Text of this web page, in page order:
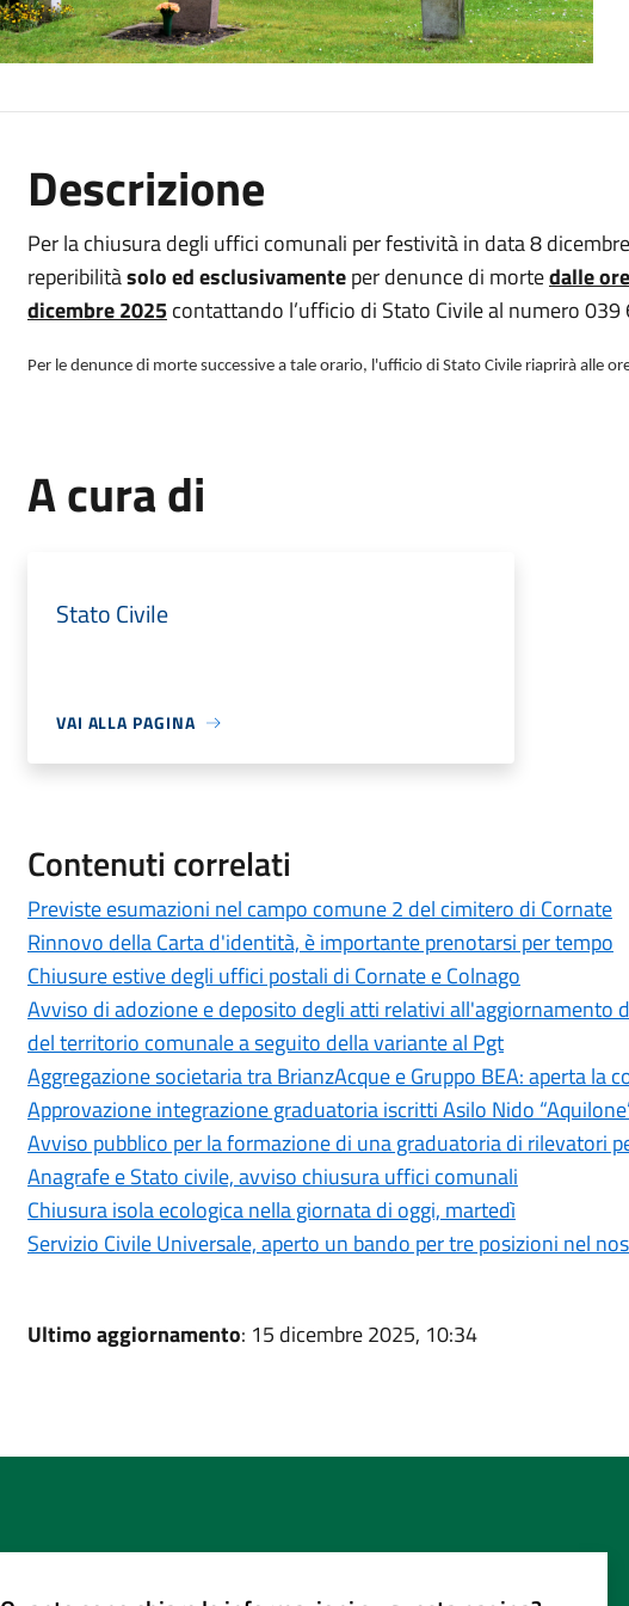
Descrizione
Per la chiusura degli uffici comunali per festività in data 8
reperibilitàsolo ed esclusivamenteper denunce di mortedalle
dicembre 2025contattando l’ufficio di Stato Civile al numero 039
Per le denunce di morte successive a tale orario, l'ufficio di Stato Civile riaprirà alle
A cura di
Stato Civile
VAI ALLA PAGINA
Contenuti correlati
Previste esumazioni nel campo comune 2 del cimitero di Cornate
Rinnovo della Carta d'identità, è importante prenotarsi per tempo
Chiusure estive degli uffici postali di Cornate e Colnago
Avviso di adozione e deposito degli atti relativi all'aggiornamento
del territorio comunale a seguito della variante al Pgt
Aggregazione societaria tra BrianzAcque e Gruppo BEA: aperta la
Approvazione integrazione graduatoria iscritti Asilo Nido
Avviso pubblico per la formazione di una graduatoria di rilevatori
Anagrafe e Stato civile, avviso chiusura uffici comunali
Chiusura isola ecologica nella giornata di oggi, martedì
Servizio Civile Universale, aperto un bando per tre posizioni nel
Ultimo aggiornamento: 15 dicembre 2025, 10:34